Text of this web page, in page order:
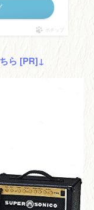
ポチップ
ら [PR]↓